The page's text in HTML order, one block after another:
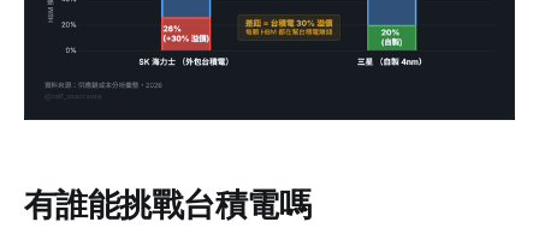
有誰能挑戰台積電嗎